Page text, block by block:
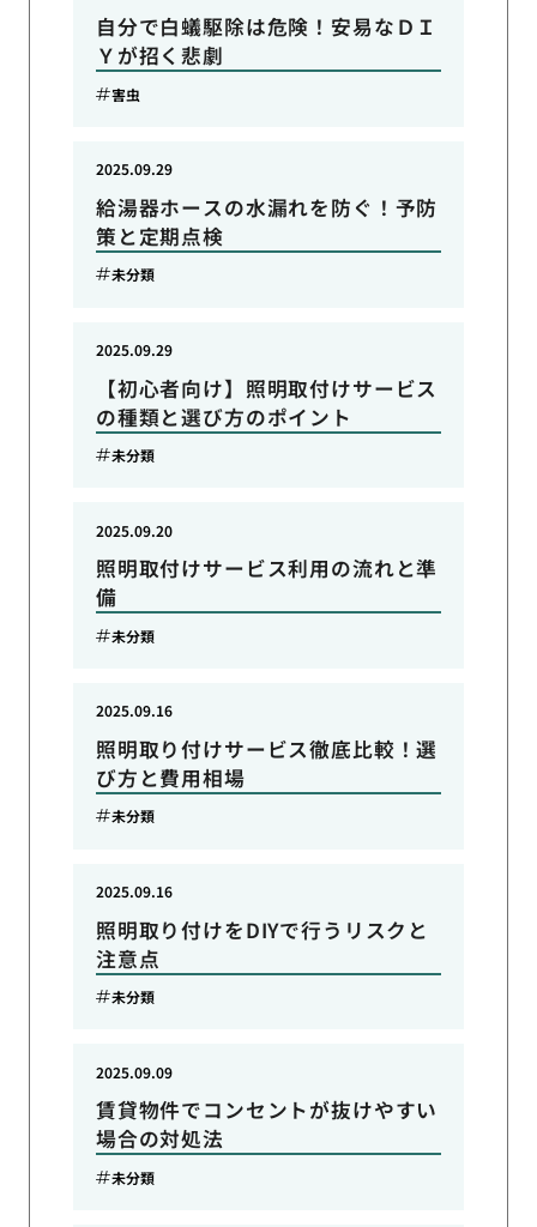
自分で白蟻駆除は危険！安易なＤＩ
Ｙが招く悲劇
害虫
給湯器ホースの水漏れを防ぐ！予防
策と定期点検
2025.09.29
未分類
【初心者向け】照明取付けサービス
の種類と選び方のポイント
2025.09.29
未分類
照明取付けサービス利用の流れと準
備
2025.09.20
未分類
照明取り付けサービス徹底比較！選
び方と費用相場
2025.09.16
未分類
照明取り付けをDIYで行うリスクと
注意点
2025.09.16
未分類
賃貸物件でコンセントが抜けやすい
場合の対処法
2025.09.09
未分類